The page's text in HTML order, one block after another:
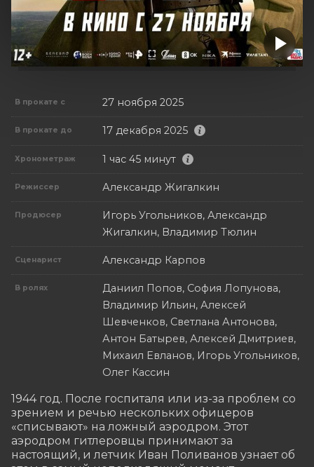
В прокате с 27 ноября 2025
В прокате до 17 декабря 2025
Хронометраж 1 час 45 минут
Режиссер Александр Жигалкин
Продюсер
Игорь Угольников, Александр
Жигалкин, Владимир Тюлин
Сценарист Александр Карпов
В ролях
Даниил Попов, София Лопунова,
Владимир Ильин, Алексей
Шевченков, Светлана Антонова,
Антон Батырев, Алексей Дмитриев,
Михаил Евланов, Игорь Угольников,
Олег Кассин
1944 год. После госпиталя или из-за проблем со
зрением и речью нескольких офицеров
«списывают» на ложный аэродром. Этот
аэродром гитлеровцы принимают за
настоящий, и летчик Иван Поливанов узнает об